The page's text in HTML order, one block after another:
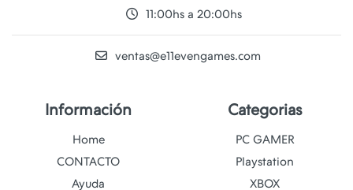
11:00hs a 20:00hs
ventas@e11evengames.com
Información
Home
CONTACTO
Ayuda
Categorias
PC GAMER
Playstation
XBOX